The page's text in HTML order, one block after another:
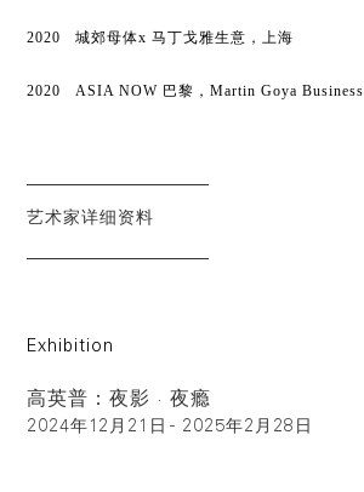
2020 城郊⺟体x⻢丁⼽雅⽣意 ，上海
2020 ASIA NOW 巴黎，Martin Goya Business
艺术家详细资料
Exhibition
高英普：夜影 · 夜瘾
2024年12月21日 - 2025年2月28日